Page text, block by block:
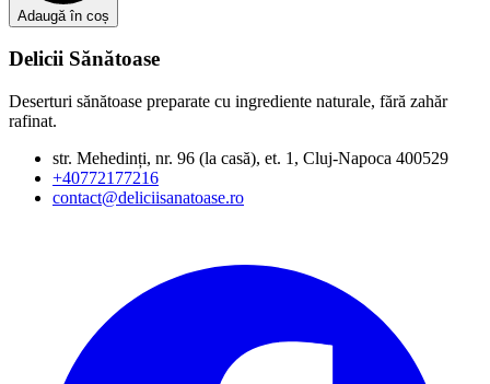
Adaugă în coș
Delicii Sănătoase
Deserturi sănătoase preparate cu ingrediente naturale, fără zahăr
rafinat.
str. Mehedinți, nr. 96 (la casă), et. 1, Cluj-Napoca 400529
+40772177216
contact@deliciisanatoase.ro